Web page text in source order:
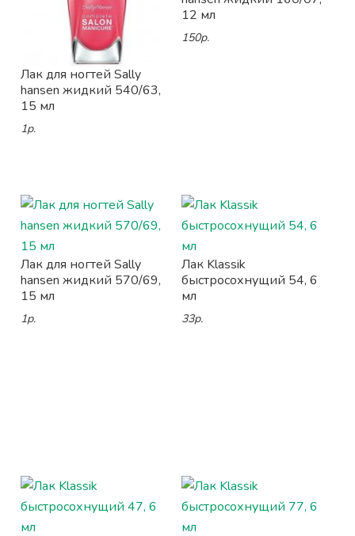
Лак для ногтей Sally
hansen жидкий 540/63,
15 мл
1р.
12 мл
150р.
Лак для ногтей Sally
hansen жидкий 570/69,
15 мл
1р.
Лак Klassik
быстросохнущий 54, 6
мл
33р.